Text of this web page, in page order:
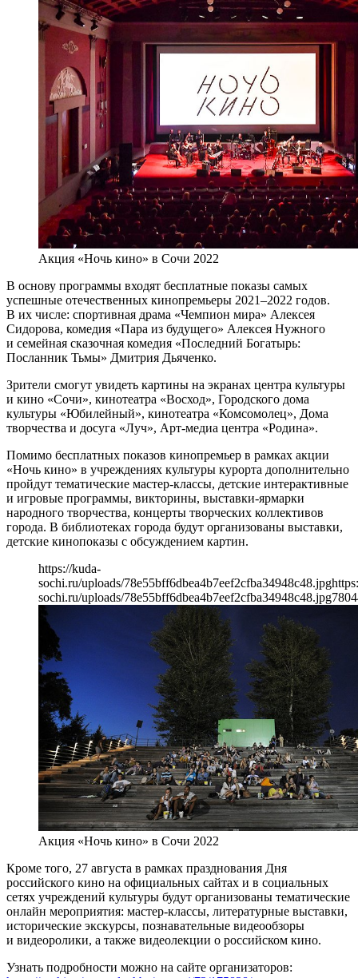
Акция «Ночь кино» в Сочи 2022
В основу программы входят бесплатные показы самых
успешные отечественных кинопремьеры 2021–2022 годов.
В их числе: спортивная драма «Чемпион мира» Алексея
Сидорова, комедия «Пара из будущего» Алексея Нужного
и семейная сказочная комедия «Последний Богатырь:
Посланник Тьмы» Дмитрия Дьяченко.
Зрители смогут увидеть картины на экранах центра культуры
и кино «Сочи», кинотеатра «Восход», Городского дома
культуры «Юбилейный», кинотеатра «Комсомолец», Дома
творчества и досуга «Луч», Арт-медиа центра «Родина».
Помимо бесплатных показов кинопремьер в рамках акции
«Ночь кино» в учреждениях культуры курорта дополнительно
пройдут тематические мастер-классы, детские интерактивные
и игровые программы, викторины, выставки-ярмарки
народного творчества, концерты творческих коллективов
города. В библиотеках города будут организованы выставки,
детские кинопоказы с обсуждением картин.
https://kuda-
sochi.ru/uploads/78e55bff6dbea4b7eef2cfba34948c48.jpg
sochi.ru/uploads/78e55bff6dbea4b7eef2cfba34948c48.jpg780
Акция «Ночь кино» в Сочи 2022
Кроме того, 27 августа в рамках празднования Дня
российского кино на официальных сайтах и в социальных
сетях учреждений культуры будут организованы тематические
онлайн мероприятия: мастер-классы, литературные выставки,
исторические экскурсы, познавательные видеообзоры
и видеоролики, а также видеолекции о российском кино.
Узнать подробности можно на сайте организаторов: